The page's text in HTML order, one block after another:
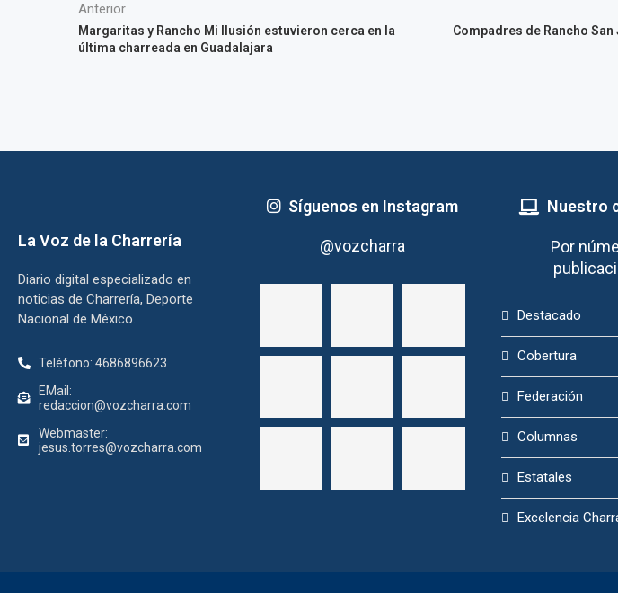
Anterior
Margaritas y Rancho Mi Ilusión estuvieron cerca en la
última charreada en Guadalajara
Compadres de Rancho
La Voz de la Charrería
Diario digital especializado en
noticias de Charrería, Deporte
Nacional de México.
Teléfono: 4686896623
EMail:
redaccion@vozcharra.com
Webmaster:
jesus.torres@vozcharra.com
Síguenos en Instagram
@vozcharra
Nuestro
Por
Destacado
Cobertura
Federación
Columnas
Estatales
Excelencia